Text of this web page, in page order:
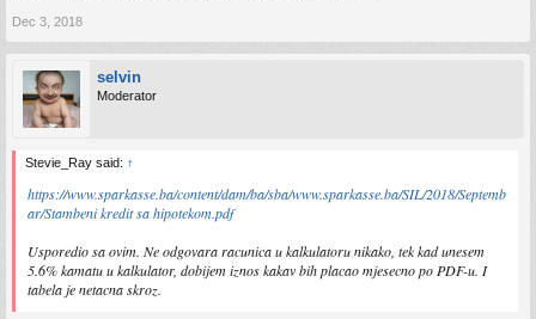
Dec 3, 2018
selvin
Moderator
Stevie_Ray said: ↑
https://www.sparkasse.ba/content/dam/ba/sba/www.sparkasse.ba/SIL/2018/Septemb
ar/Stambeni kredit sa hipotekom.pdf
Usporedio sa ovim. Ne odgovara racunica u kalkulatoru nikako, tek kad unesem
5.6% kamatu u kalkulator, dobijem iznos kakav bih placao mjesecno po PDF-u. I
tabela je netacna skroz.